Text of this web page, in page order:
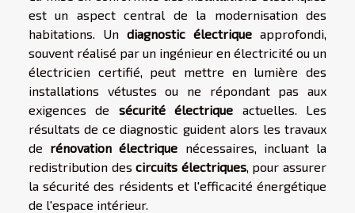
est un aspect central de la modernisation des
habitations. Un diagnostic électrique approfondi,
souvent réalisé par un ingénieur en électricité ou un
électricien certifié, peut mettre en lumière des
installations vétustes ou ne répondant pas aux
exigences de sécurité électrique actuelles. Les
résultats de ce diagnostic guident alors les travaux
de rénovation électrique nécessaires, incluant la
redistribution descircuits électriques, pour assurer
la sécurité des résidents et l'efficacité énergétique
de l'espace intérieur.